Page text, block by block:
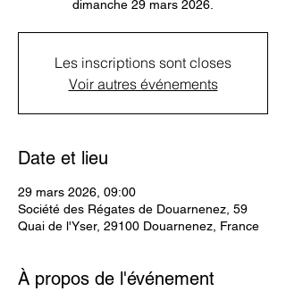
Les inscriptions sont closes
Voir autres événements
Date et lieu
29 mars 2026, 09:00
Société des Régates de Douarnenez, 59
Quai de l'Yser, 29100 Douarnenez, France
À propos de l'événement